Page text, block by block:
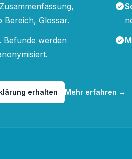
Zusammenfassung,
Glossar.
. Befunde werden
erhalten Mehr erfahren →